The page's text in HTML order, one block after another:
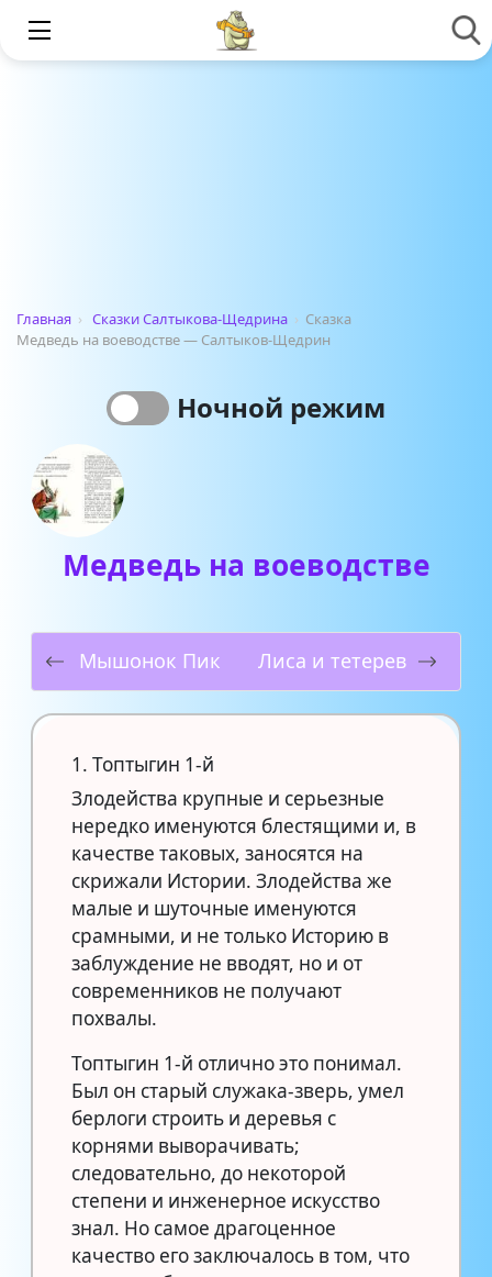
Главная › Сказки Салтыкова-Щедрина › Сказка
Медведь на воеводстве — Салтыков-Щедрин
Ночной режим
Медведь на воеводстве
Мышонок Пик Лиса и тетерев
1. Топтыгин 1-й
Злодейства крупные и серьезные
нередко именуются блестящими и, в
качестве таковых, заносятся на
скрижали Истории. Злодейства же
малые и шуточные именуются
срамными, и не только Историю в
заблуждение не вводят, но и от
современников не получают
похвалы.
Топтыгин 1-й отлично это понимал.
Был он старый служака-зверь, умел
берлоги строить и деревья с
корнями выворачивать;
следовательно, до некоторой
степени и инженерное искусство
знал. Но самое драгоценное
качество его заключалось в том, что